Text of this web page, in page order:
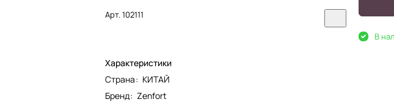
Арт.102111
Характеристики
Страна: КИТАЙ
Бренд: Zenfort
В